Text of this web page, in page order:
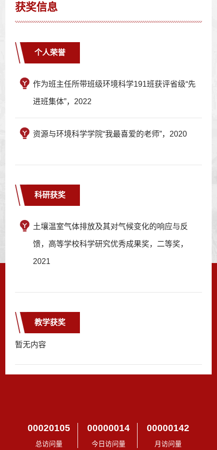
获奖信息
个人荣誉
作为班主任所带班级环境科学191班获评省级“先
进班集体”，2022
资源与环境科学学院“我最喜爱的老师”，2020
科研获奖
土壤温室气体排放及其对气候变化的响应与反
馈，高等学校科学研究优秀成果奖，二等奖，
2021
教学获奖
暂无内容
00020105
总访问量
00000014
今日访问量
00000142
月访问量